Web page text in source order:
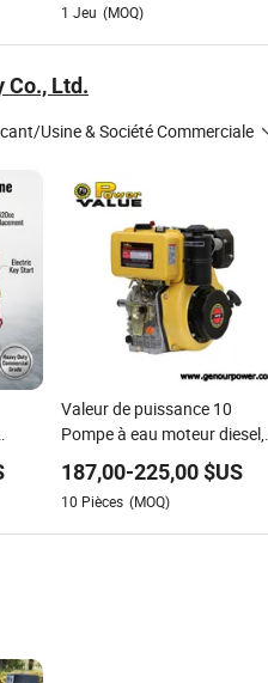
1 Jeu (MOQ)
Co., Ltd.
Usine & Société Commerciale
Valeur de puissance 10
Pompe à eau moteur diesel,
générateur moteur diesel
187,00-225,00 $US
10 Pièces (MOQ)